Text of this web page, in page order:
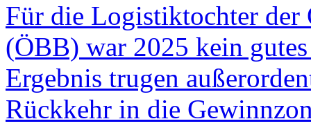
Für die Logistiktochter der
(ÖBB) war 2025 kein
Ergebnis trugen
Rückkehr in die